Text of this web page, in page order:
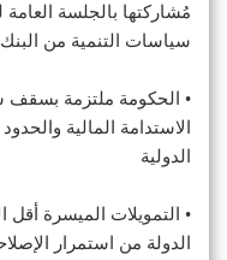
مُشاركتها بالجلسة
سياسات التنمية من
• الحكومة ملتزمة بسقف
الاستدامة المالية
الدولية
• التمويلات الميسرة أقل
الدولة من استمرار